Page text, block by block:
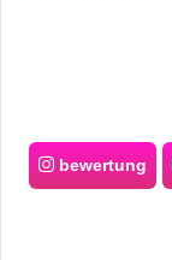
bewertung